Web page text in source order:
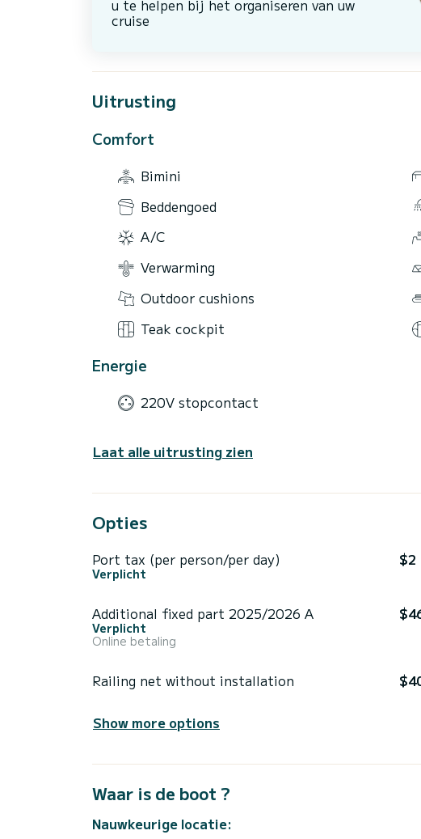
u te helpen bij het organiseren van uw
cruise
Uitrusting
Comfort
Bimini
Beddengoed
A/C
Verwarming
Outdoor cushions
Teak cockpit
Energie
220V stopcontact
Laat alle uitrusting zien
Opties
Port tax (per person/per day)
Verplicht
$2
Additional fixed part 2025/2026 A
Verplicht
Online betaling
Railing net without installation
Show more options
Waar is de boot ?
Nauwkeurige locatie: